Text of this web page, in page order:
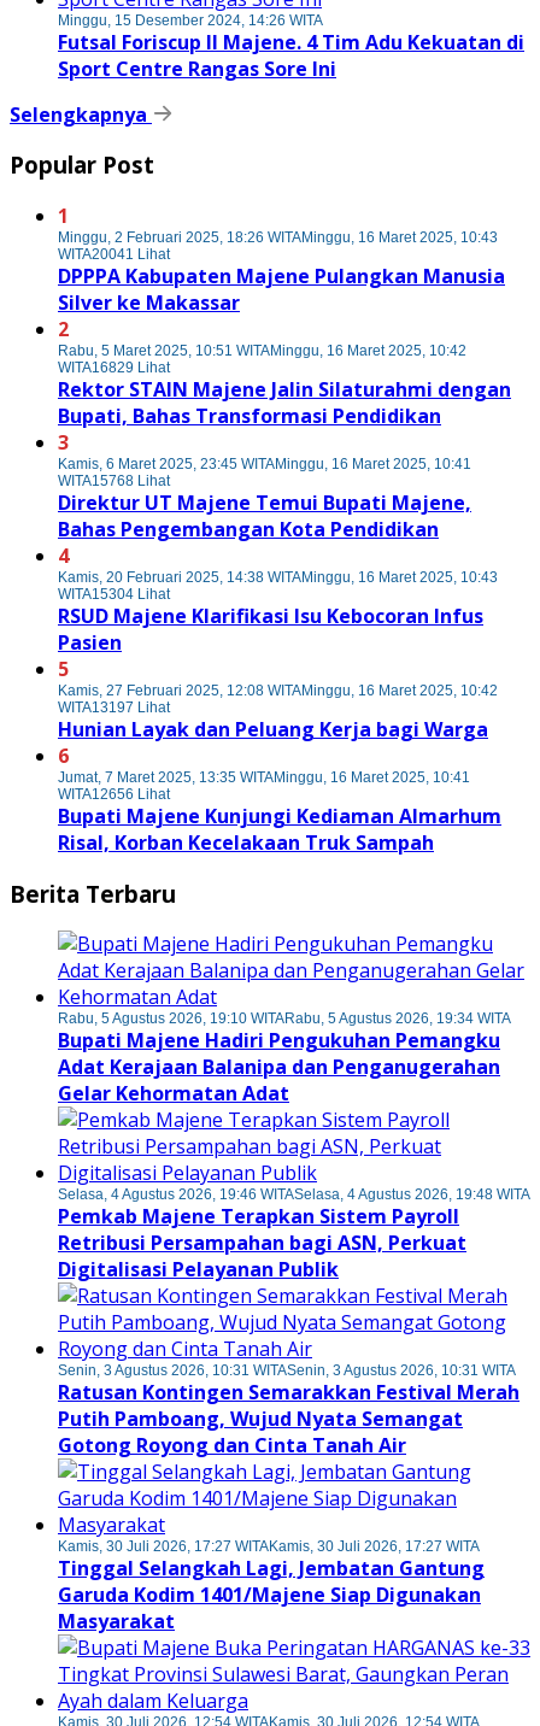
Minggu, 15 Desember 2024, 14:26 WITA
Futsal Foriscup II Majene. 4 Tim Adu Kekuatan di
Sport Centre Rangas Sore Ini
Selengkapnya
Popular Post
1
Minggu, 2 Februari 2025, 18:26 WITAMinggu, 16 Maret 2025, 10:43
WITA20041 Lihat
DPPPA Kabupaten Majene Pulangkan Manusia
Silver ke Makassar
2
Rabu, 5 Maret 2025, 10:51 WITAMinggu, 16 Maret 2025, 10:42
WITA16829 Lihat
Rektor STAIN Majene Jalin Silaturahmi dengan
Bupati, Bahas Transformasi Pendidikan
3
Kamis, 6 Maret 2025, 23:45 WITAMinggu, 16 Maret 2025, 10:41
WITA15768 Lihat
Direktur UT Majene Temui Bupati Majene,
Bahas Pengembangan Kota Pendidikan
4
Kamis, 20 Februari 2025, 14:38 WITAMinggu, 16 Maret 2025, 10:43
WITA15304 Lihat
RSUD Majene Klarifikasi Isu Kebocoran Infus
Pasien
5
Kamis, 27 Februari 2025, 12:08 WITAMinggu, 16 Maret 2025, 10:42
WITA13197 Lihat
Hunian Layak dan Peluang Kerja bagi Warga
6
Jumat, 7 Maret 2025, 13:35 WITAMinggu, 16 Maret 2025, 10:41
WITA12656 Lihat
Bupati Majene Kunjungi Kediaman Almarhum
Risal, Korban Kecelakaan Truk Sampah
Berita Terbaru
Rabu, 5 Agustus 2026, 19:10 WITARabu, 5 Agustus 2026, 19:34 WITA
Bupati Majene Hadiri Pengukuhan Pemangku
Adat Kerajaan Balanipa dan Penganugerahan
Gelar Kehormatan Adat
Selasa, 4 Agustus 2026, 19:46 WITASelasa, 4 Agustus 2026, 19:48 WITA
Pemkab Majene Terapkan Sistem Payroll
Retribusi Persampahan bagi ASN, Perkuat
Digitalisasi Pelayanan Publik
Senin, 3 Agustus 2026, 10:31 WITASenin, 3 Agustus 2026, 10:31 WITA
Ratusan Kontingen Semarakkan Festival Merah
Putih Pamboang, Wujud Nyata Semangat
Gotong Royong dan Cinta Tanah Air
Kamis, 30 Juli 2026, 17:27 WITAKamis, 30 Juli 2026, 17:27 WITA
Tinggal Selangkah Lagi, Jembatan Gantung
Garuda Kodim 1401/Majene Siap Digunakan
Masyarakat